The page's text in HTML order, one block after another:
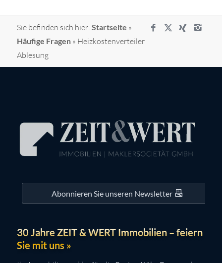
Sie befinden sich hier: Startseite »
Häufige Fragen» Heizkostenverteiler
Ablesung
Abonnieren Sie unseren Newsletter
30 Jahre ZEIT & WERT Immobilien – feiern
Sie mit uns »